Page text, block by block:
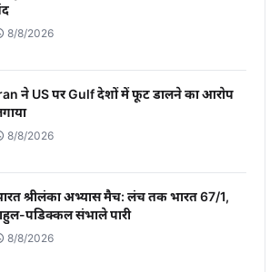
8/8/2026
ने US पर Gulf देशों में फूट डालने का आरोप
8/8/2026
श्रीलंका अभ्यास मैच: लंच तक भारत 67/1,
पडिक्कल संभाले पारी
8/8/2026